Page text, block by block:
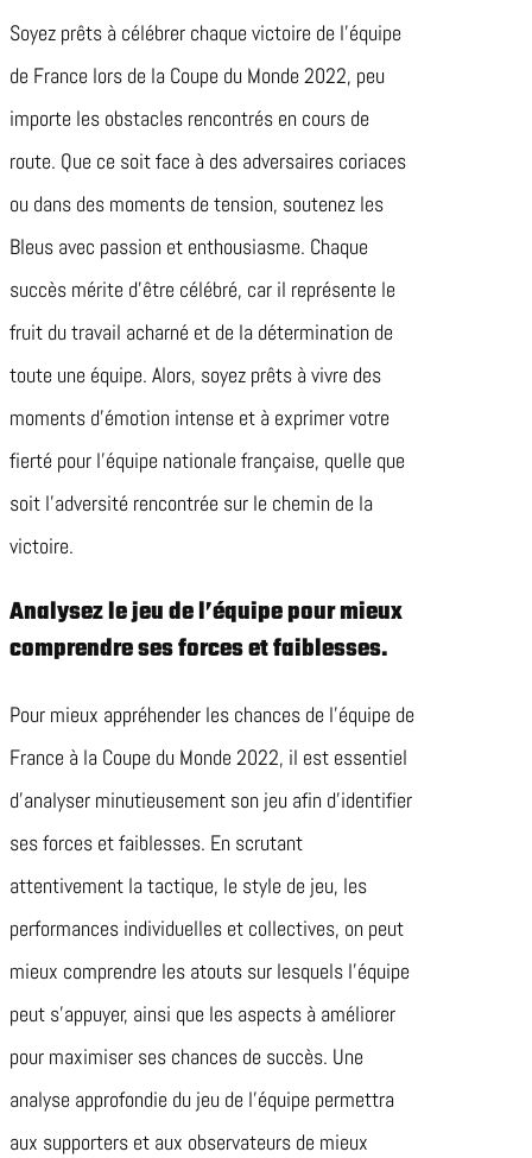
Soyez prêts à célébrer chaque victoire de l’équipe
de France lors de la Coupe du Monde 2022, peu
importe les obstacles rencontrés en cours de
route. Que ce soit face à des adversaires coriaces
ou dans des moments de tension, soutenez les
Bleus avec passion et enthousiasme. Chaque
succès mérite d’être célébré, car il représente le
fruit du travail acharné et de la détermination de
toute une équipe. Alors, soyez prêts à vivre des
moments d’émotion intense et à exprimer votre
fierté pour l’équipe nationale française, quelle que
soit l’adversité rencontrée sur le chemin de la
victoire.
Analysez le jeu de l’équipe pour mieux
comprendre ses forces et faiblesses.
Pour mieux appréhender les chances de l’équipe de
France à la Coupe du Monde 2022, il est essentiel
d’analyser minutieusement son jeu afin d’identifier
ses forces et faiblesses. En scrutant
attentivement la tactique, le style de jeu, les
performances individuelles et collectives, on peut
mieux comprendre les atouts sur lesquels l’équipe
peut s’appuyer, ainsi que les aspects à améliorer
pour maximiser ses chances de succès. Une
analyse approfondie du jeu de l’équipe permettra
aux supporters et aux observateurs de mieux